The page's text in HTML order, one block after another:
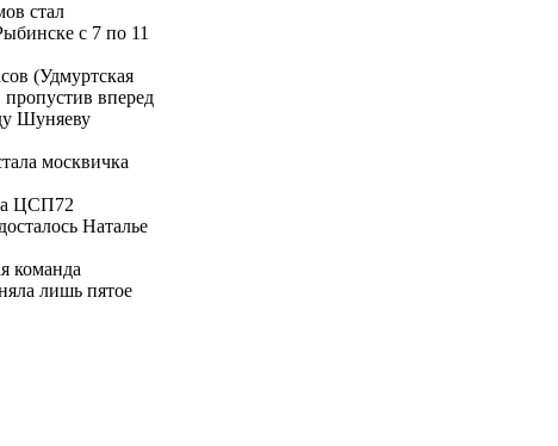
стал
с 7 по 11
(Удмуртская
вперед
Шуняеву
москвичка
ЦСП72
Наталье
команда
лишь пятое